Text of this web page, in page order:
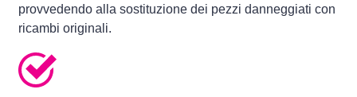
provvedendo alla sostituzione dei pezzi danneggiati con
ricambi originali.